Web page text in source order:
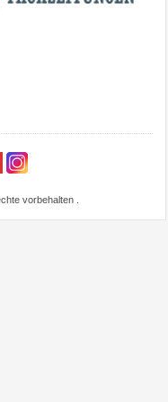
vorbehalten